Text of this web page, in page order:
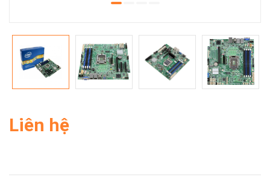
Liên hệ